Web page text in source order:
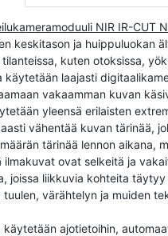
NIR IR-
keskitason ja
kuten otoksissa,
laajasti
vakaamman kuvan
yleensä erilaisten
vähentää kuvan tärinää,
tärinää lennon
ovat selkeitä ja
joissa liikkuvia kohteita
värähtelyn ja muiden
ajotietoihin,